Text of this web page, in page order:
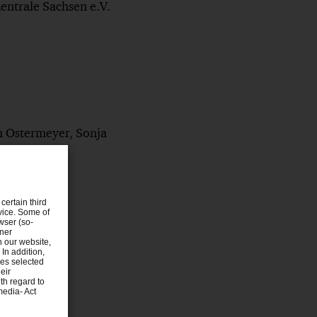
Sachsen e.V.
Sonja
third
Some of
(so-
website,
addition,
selected
regard to
Act